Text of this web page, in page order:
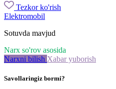
Tezkor ko'rish
Elektromobil
Sotuvda mavjud
Narx so'rov asosida
Narxni bilish Xabar yuborish
Savollaringiz bormi?